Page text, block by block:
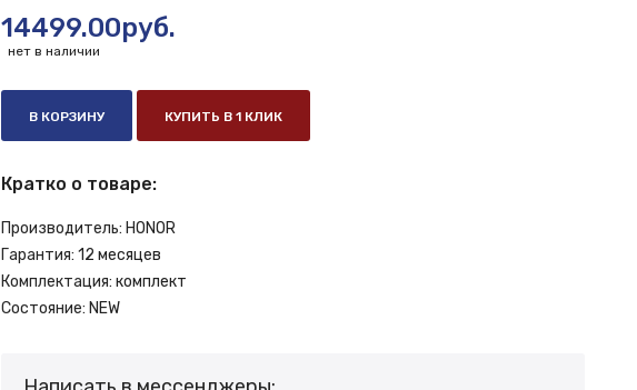
14499.00руб.
нет в наличии
В КОРЗИНУ КУПИТЬ В 1 КЛИК
Кратко о товаре:
Производитель: HONOR
Гарантия: 12 месяцев
Комплектация: комплект
Состояние: NEW